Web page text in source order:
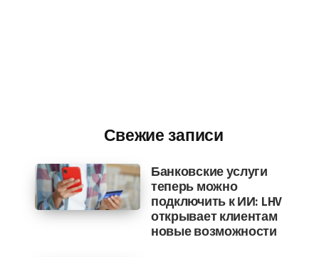
Свежие записи
Банковские услуги
теперь можно
подключить к ИИ: LHV
открывает клиентам
новые возможности